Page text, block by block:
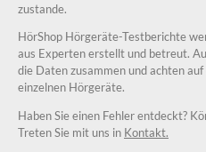
zustande.
HörShop Hörgeräte-Testberichte
aus Experten erstellt und betreut.
die Daten zusammen und achten
einzelnen Hörgeräte.
Haben Sie einen Fehler entdeckt?
Treten Sie mit uns in Kontakt.